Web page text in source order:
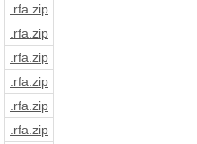
.rfa .zip
.rfa .zip
.rfa .zip
.rfa .zip
.rfa .zip
.rfa .zip